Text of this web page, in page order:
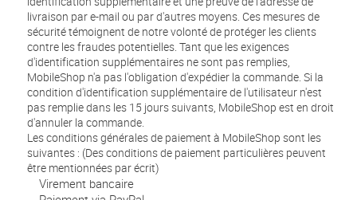
livraison par e-mail ou par d'autres moyens. Ces mesures de
sécurité témoignent de notre volonté de protéger les clients
contre les fraudes potentielles. Tant que les exigences
d'identification supplémentaires ne sont pas remplies,
MobileShop n'a pas l'obligation d'expédier la commande. Si la
condition d'identification supplémentaire de l'utilisateur n'est
pas remplie dans les 15 jours suivants, MobileShop est en droit
d'annuler la commande.
Les conditions générales de paiement à MobileShop sont les
suivantes : (Des conditions de paiement particulières peuvent
être mentionnées par écrit)
Virement bancaire